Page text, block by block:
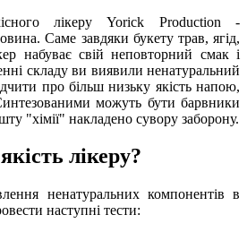
лікеру Yorick Production -
Саме завдяки букету трав, ягід,
набуває свій неповторний смак і
складу ви виявили ненатуральний
про більш низьку якість напою,
можуть бути барвники
"хімії" накладено сувору заборону.
лікеру?
ненатуральних компонентів в
наступні тести: